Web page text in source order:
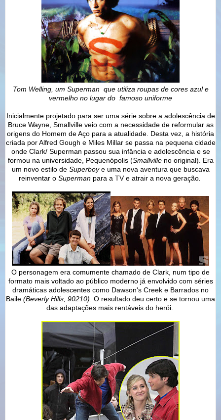
Tom Welling, um Superman que utiliza roupas de cores azul e
vermelho no lugar do famoso uniforme
Inicialmente projetado para ser uma série sobre a adolescência de
Bruce Wayne, Smallville veio com a necessidade de reformular as
origens do Homem de Aço para a atualidade. Desta vez, a história
criada por Alfred Gough e Miles Millar se passa na pequena cidade
onde Clark/ Superman passou sua infância e adolescência e se
formou na universidade, Pequenópolis (Smallville no original). Era
um novo estilo de Superboye uma nova aventura que buscava
reinventar o Superman para a TV e atrair a nova geração.
O personagem era comumente chamado de Clark, num tipo de
formato mais voltado ao público moderno já envolvido com séries
dramáticas adolescentes como Dawson's Creek e Barrados no
Baile (Beverly Hills, 90210) . O resultado deu certo e se tornou uma
das adaptações mais rentáveis do herói.